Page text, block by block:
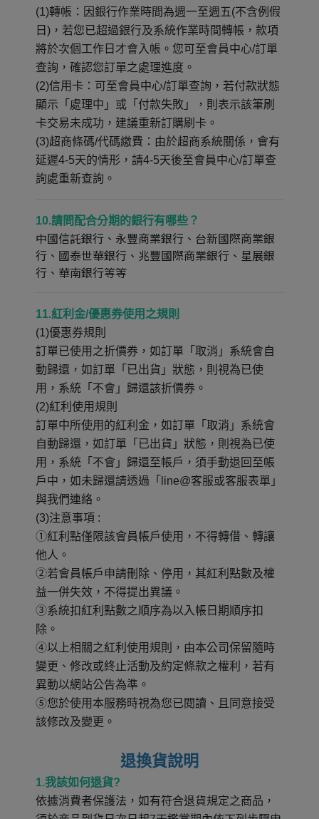
(1)轉帳：因銀行作業時間為週一至週五(不含例假
日)，若您已超過銀行及系統作業時間轉帳，款項
將於次個工作日才會入帳。您可至會員中心/訂單
查詢，確認您訂單之處理進度。
(2)信用卡：可至會員中心/訂單查詢，若付款狀態
顯示「處理中」或「付款失敗」，則表示該筆刷
卡交易未成功，建議重新訂購刷卡。
(3)超商條碼/代碼繳費：由於超商系統關係，會有
延遲4-5天的情形，請4-5天後至會員中心/訂單查
詢處重新查詢。
10.請問配合分期的銀行有哪些？
中國信託銀行、永豐商業銀行、台新國際商業銀
行、國泰世華銀行、兆豐國際商業銀行、星展銀
行、華南銀行等等
11.紅利金/優惠券使用之規則
(1)優惠券規則
訂單已使用之折價券，如訂單「取消」系統會自
動歸還，如訂單「已出貨」狀態，則視為已使
用，系統「不會」歸還該折價券。
(2)紅利使用規則
訂單中所使用的紅利金，如訂單「取消」系統會
自動歸還，如訂單「已出貨」狀態，則視為已使
用，系統「不會」歸還至帳戶，須手動退回至帳
戶中，如未歸還請透過「line@客服或客服表單」
與我們連絡。
(3)注意事項 :
①紅利點僅限該會員帳戶使用，不得轉借、轉讓
他人。
②若會員帳戶申請刪除、停用，其紅利點數及權
益一併失效，不得提出異議。
③系統扣紅利點數之順序為以入帳日期順序扣
除。
④以上相關之紅利使用規則，由本公司保留隨時
變更、修改或終止活動及約定條款之權利，若有
異動以網站公告為準。
⑤您於使用本服務時視為您已閱讀、且同意接受
該修改及變更。
退換貨說明
1.我該如何退貨?
依據消費者保護法，如有符合退貨規定之商品，